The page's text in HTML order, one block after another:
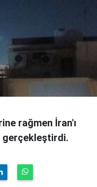
rağmen İran'ı
gerçekleştirdi.